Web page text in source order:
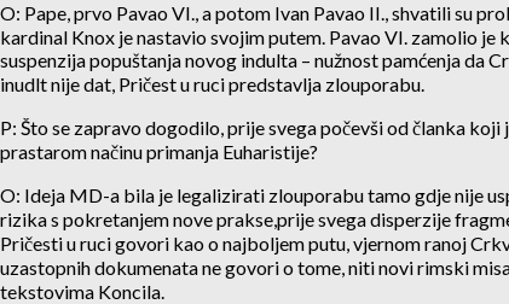
O: Pape, prvo Pavao VI., a potom Ivan Pavao II., shvatili su
kardinal Knox je nastavio svojim putem. Pavao VI. zamolio
suspenzija popuštanja novog indulta – nužnost pamćenja da
inudlt nije dat, Pričest u ruci predstavlja zlouporabu.
P: Što se zapravo dogodilo, prije svega počevši od članka
prastarom načinu primanja Euharistije?
O: Ideja MD-a bila je legalizirati zlouporabu tamo gdje nije
rizika s pokretanjem nove prakse,prije svega disperzije
Pričesti u ruci govori kao o najboljem putu, vjernom ranoj
uzastopnih dokumenata ne govori o tome, niti novi rimski
tekstovima Koncila.